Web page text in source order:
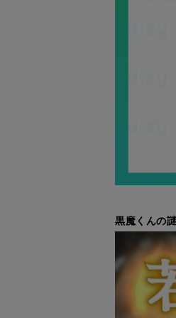
黒魔くんの